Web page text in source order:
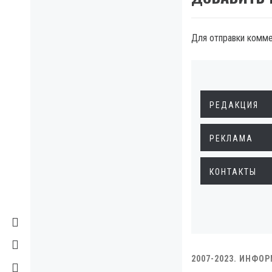
Для отправки
РЕДАКЦИЯ
РЕКЛАМА
КОНТАКТЫ
2007-2023.